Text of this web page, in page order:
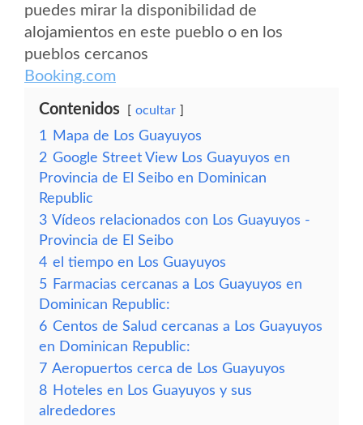
puedes mirar la disponibilidad de
alojamientos en este pueblo o en los
pueblos cercanos
Booking.com
Contenidos ocultar
1
Mapa de Los Guayuyos
2 Google Street View Los Guayuyos en
Provincia de El Seibo en Dominican
Republic
3 Vídeos relacionados con Los Guayuyos -
Provincia de El Seibo
4 el tiempo en Los Guayuyos
5 Farmacias cercanas a Los Guayuyos en
Dominican Republic:
6 Centos de Salud cercanas a Los Guayuyos
en Dominican Republic:
7 Aeropuertos cerca de Los Guayuyos
8 Hoteles en Los Guayuyos y sus
alrededores